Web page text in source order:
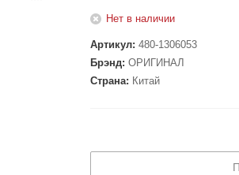
Нет в наличии
Артикул: 480-1306053
Брэнд: ОРИГИНАЛ
Страна: Китай